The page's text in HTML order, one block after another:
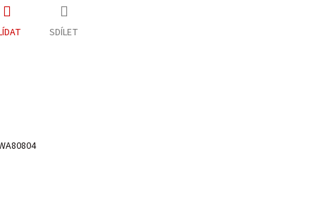
SDÍLET